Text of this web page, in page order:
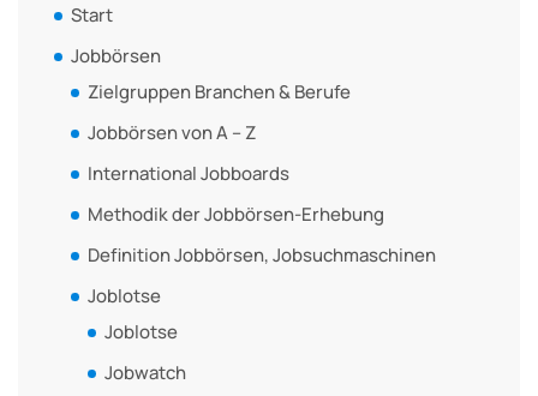
Start
Jobbörsen
Zielgruppen Branchen & Berufe
Jobbörsen von A – Z
International Jobboards
Methodik der Jobbörsen-Erhebung
Definition Jobbörsen, Jobsuchmaschinen
Joblotse
Joblotse
Jobwatch